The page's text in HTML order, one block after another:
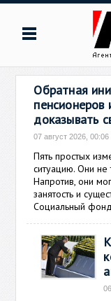
Обратная
пенсионеров
доказывать
07 август 2026, 00:06
Пять простых
ситуацию. Они
Напротив, они
занятость и
Социальный